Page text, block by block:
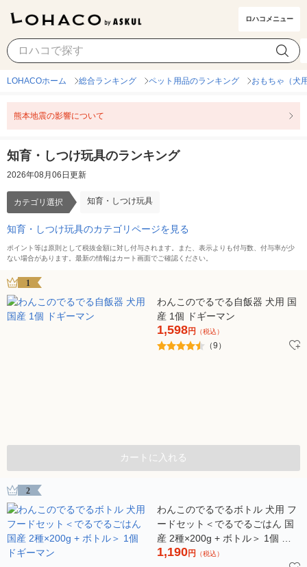
ロハコメニュー
知育・しつけ玩具 カテゴリ選択
LOHACOホーム 総合ランキング ペット用品のランキング おもちゃ（犬
熊本地震の影響について
知育・しつけ玩具のランキング
2026年08月06日更新
カテゴリ選択 知育・しつけ玩具
知育・しつけ玩具のカテゴリページを見る
ポイント等は原則として税抜金額に対し付与されます。また、表示よりも付与数、付与率が少
ない場合があります。最新の情報はカート画面でご確認ください。
1
わんこのでるでる自飯器 犬用 国
産 1個 ドギーマン
1,598円 （税込）
（9）
カートに入れる
2
わんこのでるでるボトル 犬用 フ
ードセット＜でるでるごはん 国
産 2種×200g + ボトル＞ 1個 ド
ギーマン
1,190円 （税込）